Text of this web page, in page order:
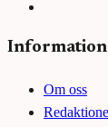
Information
Om oss